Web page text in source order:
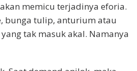
memicu terjadinya eforia.
bunga tulip, anturium atau
tak masuk akal. Namanya